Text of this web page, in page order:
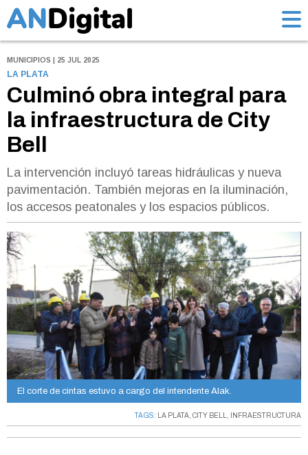
MUNICIPIOS | 25 JUL 2025
LA PLATA
Culminó obra integral para
la infraestructura de City
Bell
La intervención incluyó tareas hidráulicas y nueva
pavimentación. También mejoras en la iluminación,
los accesos peatonales y los espacios públicos.
El corte de cintas estuvo a cargo del intendente Alak.
TAGS: LA PLATA, CITY BELL, INFRAESTRUCTURA